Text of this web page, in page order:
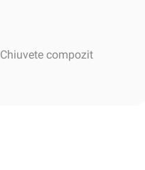
Chiuvete compozit